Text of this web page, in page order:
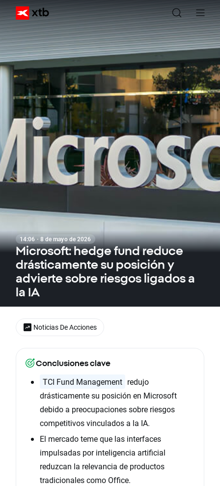
14:06 · 8 de mayo de 2026
Microsoft: hedge fund reduce
drásticamente su posición y
advierte sobre riesgos ligados a
la IA
Conclusiones clave
TCI Fund Management redujo
drásticamente su posición en Microsoft
debido a preocupaciones sobre riesgos
competitivos vinculados a la IA.
El mercado teme que las interfaces
impulsadas por inteligencia artificial
reduzcan la relevancia de productos
tradicionales como Office.
Noticias De Acciones